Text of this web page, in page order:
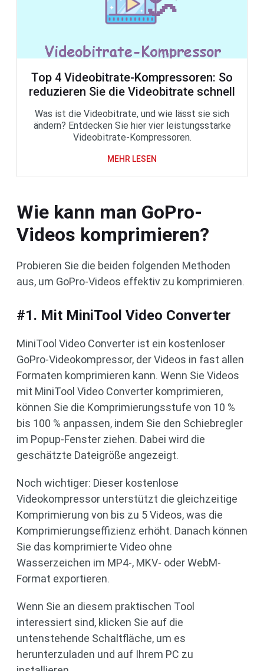
Top 4 Videobitrate-Kompressoren: So
reduzieren Sie die Videobitrate schnell
Was ist die Videobitrate, und wie lässt sie sich
ändern? Entdecken Sie hier vier leistungsstarke
Videobitrate-Kompressoren.
MEHR LESEN
Wie kann man GoPro-
Videos komprimieren?
Probieren Sie die beiden folgenden Methoden
aus, um GoPro-Videos effektiv zu komprimieren.
#1. Mit MiniTool Video Converter
MiniTool Video Converter ist ein kostenloser
GoPro-Videokompressor, der Videos in fast allen
Formaten komprimieren kann. Wenn Sie Videos
mit MiniTool Video Converter komprimieren,
können Sie die Komprimierungsstufe von 10 %
bis 100 % anpassen, indem Sie den Schiebregler
im Popup-Fenster ziehen. Dabei wird die
geschätzte Dateigröße angezeigt.
Noch wichtiger: Dieser kostenlose
Videokompressor unterstützt die gleichzeitige
Komprimierung von bis zu 5 Videos, was die
Komprimierungseffizienz erhöht. Danach können
Sie das komprimierte Video ohne
Wasserzeichen im MP4-, MKV- oder WebM-
Format exportieren.
Wenn Sie an diesem praktischen Tool
interessiert sind, klicken Sie auf die
untenstehende Schaltfläche, um es
herunterzuladen und auf Ihrem PC zu